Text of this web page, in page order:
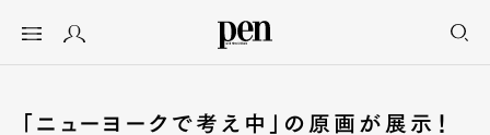
「ニューヨークで考え中」の原画が展示！